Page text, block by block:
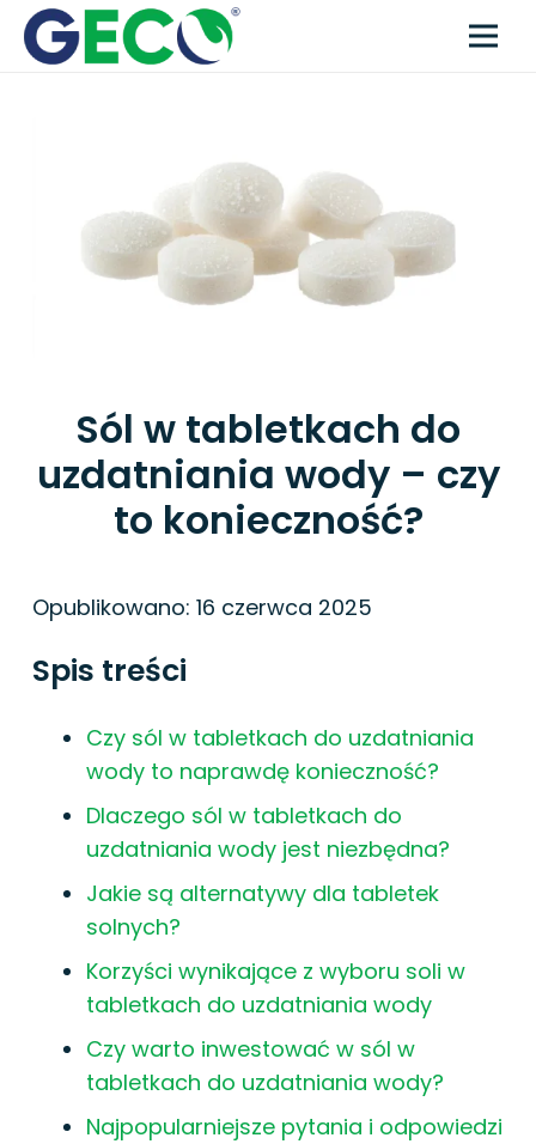
Sól w tabletkach do
uzdatniania wody – czy
to konieczność?
Opublikowano: 16 czerwca 2025
Spis treści
Czy sól w tabletkach do uzdatniania
wody to naprawdę konieczność?
Dlaczego sól w tabletkach do
uzdatniania wody jest niezbędna?
Jakie są alternatywy dla tabletek
solnych?
Korzyści wynikające z wyboru soli w
tabletkach do uzdatniania wody
Czy warto inwestować w sól w
tabletkach do uzdatniania wody?
Najpopularniejsze pytania i odpowiedzi